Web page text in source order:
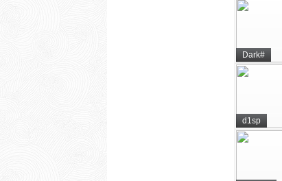
Dark#
d1sp